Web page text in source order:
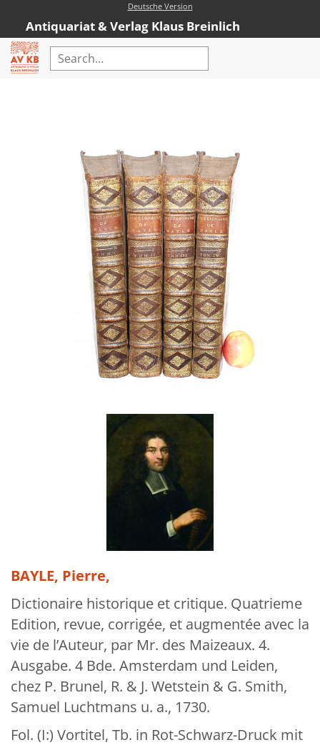
Deutsche Version
Antiquariat & Verlag Klaus Breinlich
AVKB-Edition
AVKB-Edition Downloads
Recommendations
New Book Range
Bookbindery and Restoration
Glossary and Bibliographies
BAYLE, Pierre,
Dictionaire historique et critique. Quatrieme
Edition, revue, corrigée, et augmentée avec la
vie de l’Auteur, par Mr. des Maizeaux. 4.
Ausgabe. 4 Bde. Amsterdam und Leiden,
chez P. Brunel, R. & J. Wetstein & G. Smith,
Samuel Luchtmans u. a., 1730.
Fol. (I:) Vortitel, Tb. in Rot-Schwarz-Druck mit